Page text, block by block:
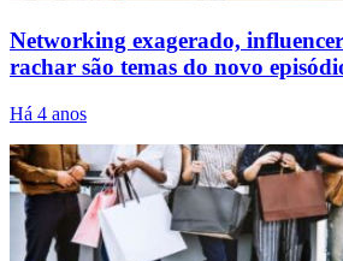
Networking exagerado,
rachar são temas do novo
Há 4 anos